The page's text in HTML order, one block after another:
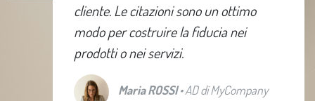
cliente. Le citazioni sono un ottimo
modo per costruire la fiducia nei
prodotti o nei servizi.
Maria ROSSI• AD di MyCompany